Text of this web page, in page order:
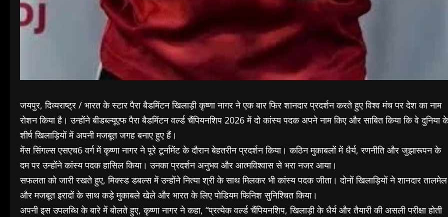
जयपुर, दिव्यराष्ट्र / भारत के स्टार पैरा बैडमिंटन खिलाड़ी कृष्णा नागर ने एक बार फिर शानदार प्रदर्शन करते हुए विश्व मंच पर देश का नाम
रोशन किया है। उन्होंने बीडब्ल्यूएफ पैरा बैडमिंटन वर्ल्ड चैंपियनशिप 2026 में दो कांस्य पदक अपने नाम किए और साबित किया कि वे दुनिया
शीर्ष खिलाड़ियों में अपनी मजबूत जगह बनाए हुए हैं।
मेंस सिंगल्स एसएच6 वर्ग में कृष्णा नागर ने पूरे टूर्नामेंट के दौरान बेहतरीन प्रदर्शन किया। कठिन मुकाबलों में धैर्य, रणनीति और जुझारूपन के
दम पर उन्होंने कांस्य पदक हासिल किया। उनका प्रदर्शन अनुभव और आत्मविश्वास से भरा नजर आया।
सफलता को जारी रखते हुए, मिक्स्ड डबल्स में उन्होंने नित्या श्री के साथ मिलकर भी कांस्य पदक जीता। दोनों खिलाड़ियों ने शानदार तालमेल
और मजबूत इरादों के साथ कड़े मुकाबले खेले और भारत के लिए पोडियम फिनिश सुनिश्चित किया।
अपनी इस उपलब्धि के बारे में बोलते हुए, कृष्णा नागर ने कहा, “प्रत्येक वर्ल्ड चैंपियनशिप, खिलाड़ी के धैर्य और तैयारी की असली परीक्षा होती